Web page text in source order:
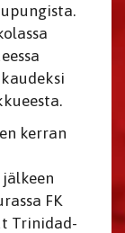
kerran
jälkeen
FK
Trinidad-